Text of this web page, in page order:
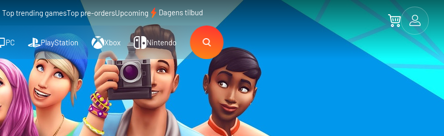
Top trending gamesTop pre-ordersUpcoming Dagens tilbud
PC PlayStation Xbox Nintendo